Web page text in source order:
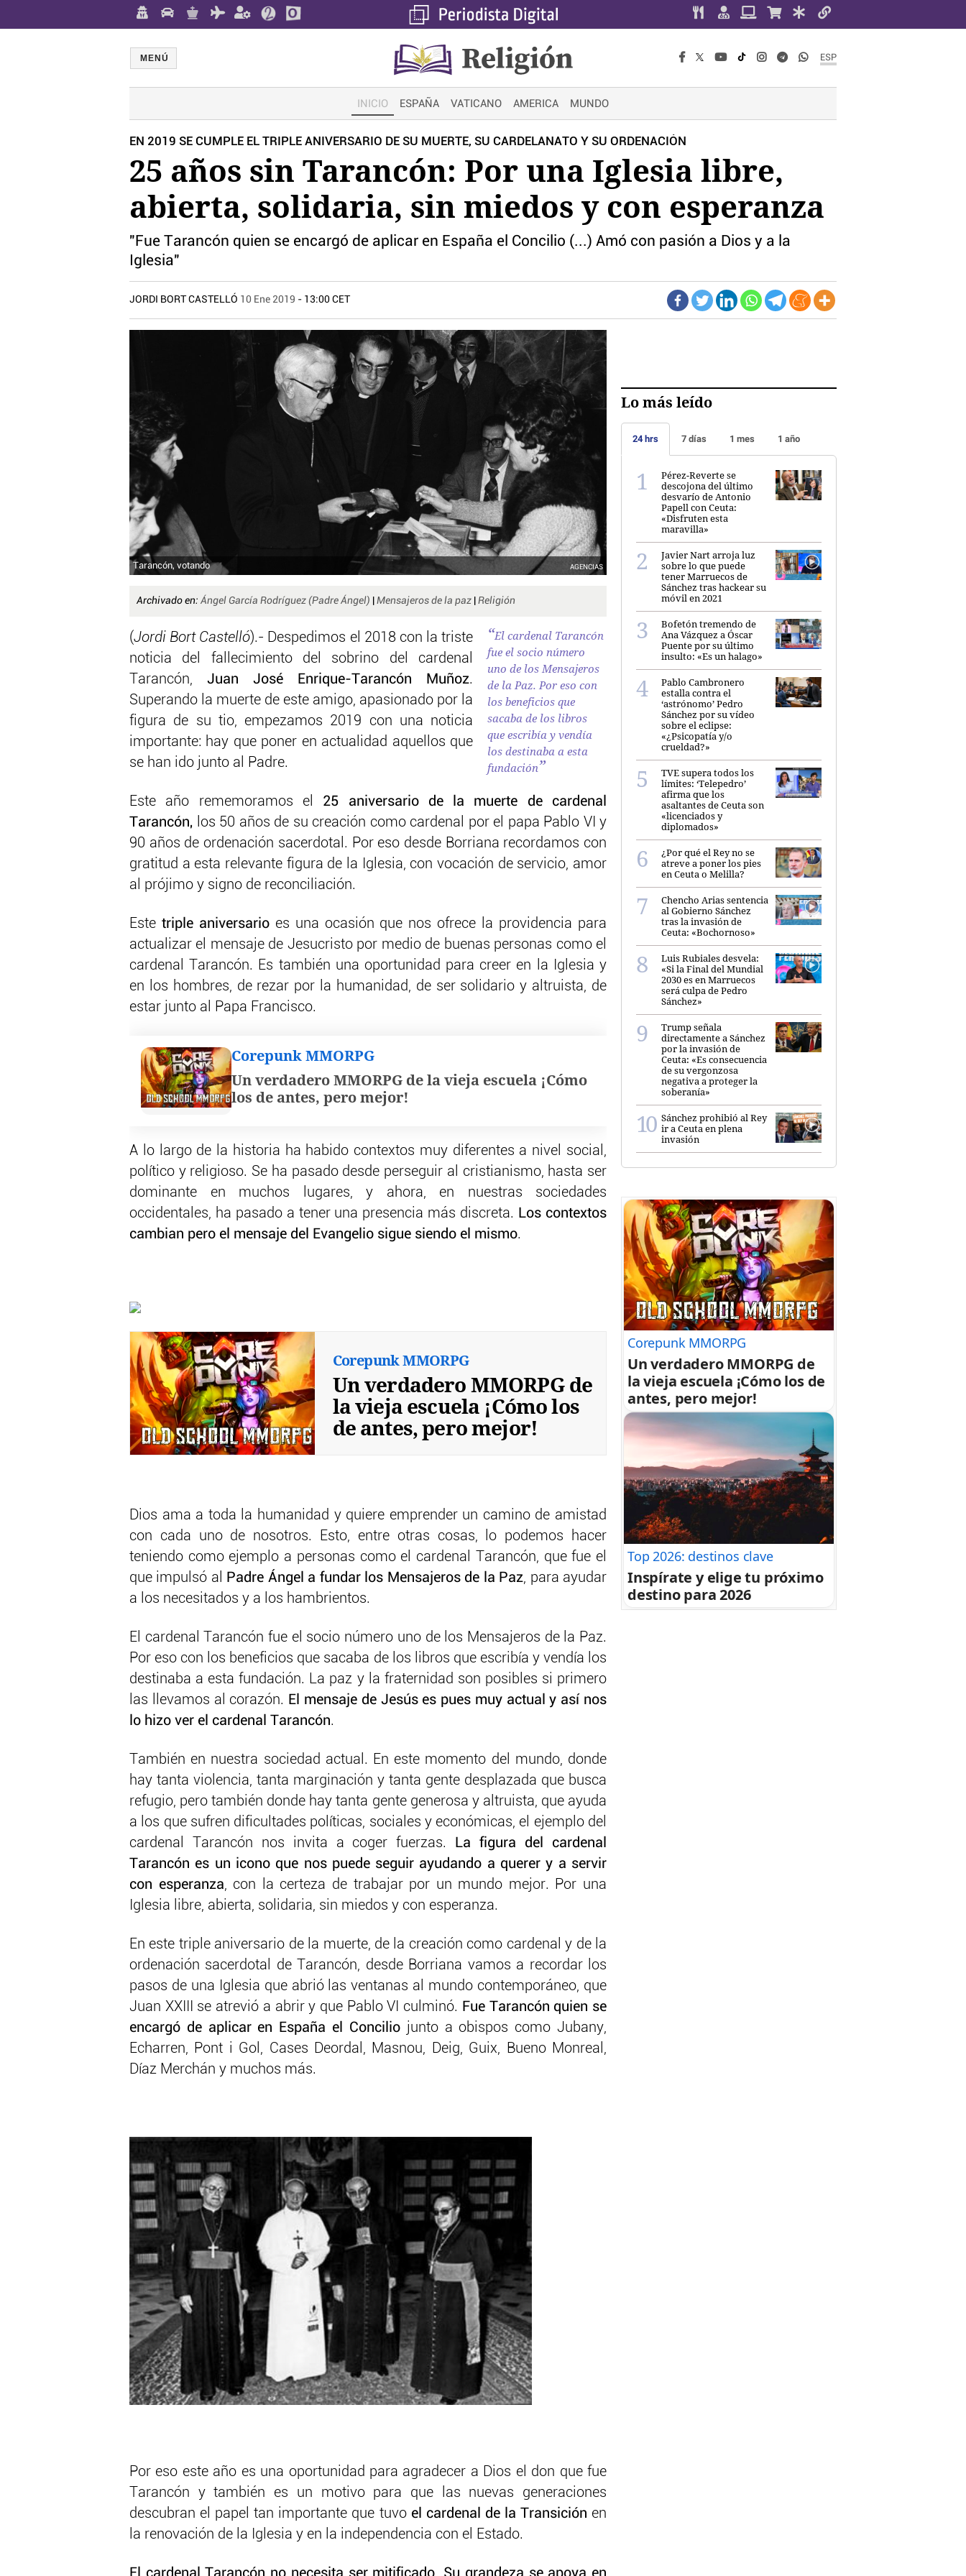
ESP
MENÚ
INICIO ESPAÑA VATICANO AMERICA MUNDO
EN 2019 SE CUMPLE EL TRIPLE ANIVERSARIO DE SU MUERTE, SU CARDELANATO Y SU ORDENACIÓN
25 años sin Tarancón: Por una Iglesia libre,
abierta, solidaria, sin miedos y con esperanza
"Fue Tarancón quien se encargó de aplicar en España el Concilio (...) Amó con pasión a Dios y a la
Iglesia"
JORDI BORT CASTELLÓ 10 Ene 2019 - 13:00 CET
Tarancón, votando AGENCIAS
Archivado en: Ángel García Rodríguez (Padre Ángel) Mensajeros de la paz Religión
El cardenal Tarancón
fue el socio número
uno de los Mensajeros
de la Paz. Por eso con
los beneficios que
sacaba de los libros
que escribía y vendía
los destinaba a esta
fundación
(Jordi Bort Castelló).- Despedimos el 2018 con la triste
noticia del fallecimiento del sobrino del cardenal
Tarancón, Juan José Enrique-Tarancón Muñoz.
Superando la muerte de este amigo, apasionado por la
figura de su tio, empezamos 2019 con una noticia
importante: hay que poner en actualidad aquellos que
se han ido junto al Padre.
Este año rememoramos el 25 aniversario de la muerte de cardenal
Tarancón, los 50 años de su creación como cardenal por el papa Pablo VI y
90 años de ordenación sacerdotal. Por eso desde Borriana recordamos con
gratitud a esta relevante figura de la Iglesia, con vocación de servicio, amor
al prójimo y signo de reconciliación.
Este triple aniversarioes una ocasión que nos ofrece la providencia para
actualizar el mensaje de Jesucristo por medio de buenas personas como el
cardenal Tarancón. Es también una oportunidad para creer en la Iglesia y
en los hombres, de rezar por la humanidad, de ser solidario y altruista, de
estar junto al Papa Francisco.
Corepunk MMORPG
Un verdadero MMORPG de la vieja escuela ¡Cómo
los de antes, pero mejor!
A lo largo de la historia ha habido contextos muy diferentes a nivel social,
político y religioso. Se ha pasado desde perseguir al cristianismo, hasta ser
dominante en muchos lugares, y ahora, en nuestras sociedades
occidentales, ha pasado a tener una presencia más discreta. Los contextos
cambian pero el mensaje del Evangelio sigue siendo el mismo.
Corepunk MMORPG
Un verdadero MMORPG de
la vieja escuela ¡Cómo los
de antes, pero mejor!
Dios ama a toda la humanidad y quiere emprender un camino de amistad
con cada uno de nosotros. Esto, entre otras cosas, lo podemos hacer
teniendo como ejemplo a personas como el cardenal Tarancón, que fue el
que impulsó al
Padre Ángel a fundar los Mensajeros de la Paz , para ayudar
a los necesitados y a los hambrientos.
El cardenal Tarancón fue el socio número uno de los Mensajeros de la Paz.
Por eso con los beneficios que sacaba de los libros que escribía y vendía los
destinaba a esta fundación. La paz y la fraternidad son posibles si primero
las llevamos al corazón. El mensaje de Jesús es pues muy actual y así nos
lo hizo ver el cardenal Tarancón.
También en nuestra sociedad actual. En este momento del mundo, donde
hay tanta violencia, tanta marginación y tanta gente desplazada que busca
refugio, pero también donde hay tanta gente generosa y altruista, que ayuda
a los que sufren dificultades políticas, sociales y económicas, el ejemplo del
cardenal Tarancón nos invita a coger fuerzas.
La figura del cardenal
Tarancón es un icono que nos puede seguir ayudando a querer y a servir
con esperanza , con la certeza de trabajar por un mundo mejor. Por una
Iglesia libre, abierta, solidaria, sin miedos y con esperanza.
En este triple aniversario de la muerte, de la creación como cardenal y de la
ordenación sacerdotal de Tarancón, desde Borriana vamos a recordar los
pasos de una Iglesia que abrió las ventanas al mundo contemporáneo, que
Juan XXIII se atrevió a abrir y que Pablo VI culminó. Fue Tarancón quien se
encargó de aplicar en España el Conciliojunto a obispos como Jubany,
Echarren, Pont i Gol, Cases Deordal, Masnou, Deig, Guix, Bueno Monreal,
Díaz Merchán y muchos más.
Por eso este año es una oportunidad para agradecer a Dios el don que fue
Tarancón y también es un motivo para que las nuevas generaciones
descubran el papel tan importante que tuvo el cardenal de la Transición en
la renovación de la Iglesia y en la independencia con el Estado.
Lo más leído
24 hrs 7 días 1 mes 1 año
Pérez-Reverte se
descojona del último
desvarío de Antonio
Papell con Ceuta:
«Disfruten esta
maravilla»
Javier Nart arroja luz
sobre lo que puede
tener Marruecos de
Sánchez tras hackear su
móvil en 2021
Bofetón tremendo de
Ana Vázquez a Óscar
Puente por su último
insulto: «Es un halago»
Pablo Cambronero
estalla contra el
‘astrónomo’ Pedro
Sánchez por su vídeo
sobre el eclipse:
«¿Psicopatía y/o
crueldad?»
TVE supera todos los
límites: ‘Telepedro’
afirma que los
asaltantes de Ceuta son
«licenciados y
diplomados»
¿Por qué el Rey no se
atreve a poner los pies
en Ceuta o Melilla?
Chencho Arias sentencia
al Gobierno Sánchez
tras la invasión de
Ceuta: «Bochornoso»
Luis Rubiales desvela:
«Si la Final del Mundial
2030 es en Marruecos
será culpa de Pedro
Sánchez»
Trump señala
directamente a Sánchez
por la invasión de
Ceuta: «Es consecuencia
de su vergonzosa
negativa a proteger la
soberanía»
Sánchez prohibió al Rey
ir a Ceuta en plena
invasión
Corepunk MMORPG
Un verdadero MMORPG de
la vieja escuela ¡Cómo los de
antes, pero mejor!
Top 2026: destinos clave
Inspírate y elige tu próximo
destino para 2026